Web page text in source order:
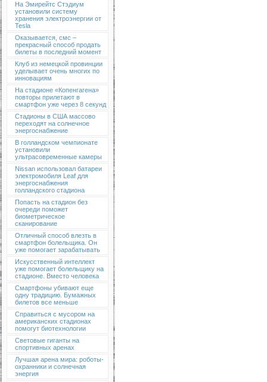
На Эмирейтс Стэдиум
установили систему
хранения электроэнергии от
Tesla
Оказывается, смс –
прекрасный способ продать
билеты в последний момент
Клуб из немецкой провинции
уделывает очень многих по
инновациям
На стадионе «Копенгагена»
повторы прилетают в
смартфон уже через 8 секунд
Стадионы в США массово
переходят на солнечное
энергоснабжение
В голландском чемпионате
установили
ультрасовременные камеры
Nissan использовал батареи
электромобиля Leaf для
энергоснабжения
голландского стадиона
Попасть на стадион без
очереди поможет
биометрическое
сканирование
Отличный способ влезть в
смартфон болельщика. Он
уже помогает зарабатывать
Искусственный интеллект
уже помогает болельщику на
стадионе. Вместо человека
Смартфоны убивают еще
одну традицию. Бумажных
билетов все меньше
Справиться с мусором на
американских стадионах
помогут биотехнологии
Световые гиганты на
спортивных аренах
Лучшая арена мира: роботы-
охранники и солнечная
энергия